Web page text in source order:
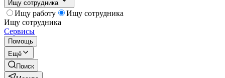
Ищу сотрудника
Ищу работу
Ищу сотрудника
Ищу сотрудника
Сервисы
Помощь
Ещё
Поиск